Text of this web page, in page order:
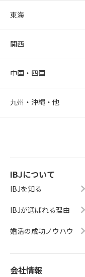
東海
関西
中国・四国
九州・沖縄・他
IBJについて
IBJを知る
IBJが選ばれる理由
婚活の成功ノウハウ
会社情報